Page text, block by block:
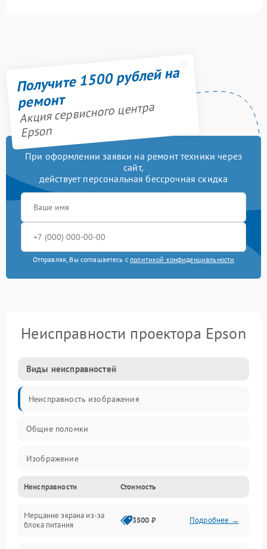
Получите 1500 рублей на
ремонт
Акция сервисного центра
Epson
При оформлении заявки на ремонт техники через
сайт,
действует персональная бессрочная скидка
Отправляя, Вы соглашаетесь с политикой конфиденциальности
Неисправности проектора Epson
Виды неисправностей
Неисправность изображения
Общие поломки
Изображение
Лампа подсветки
Неисправность управления и интерфейсов
Неисправности Стоимость
Мерцание экрана из-за
блока питания
3500 ₽ Подробнее →